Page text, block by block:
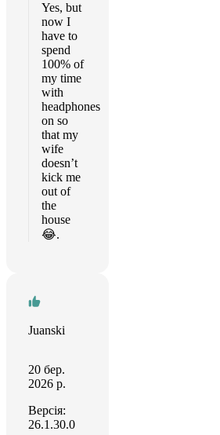
Yes, but
now I
have to
spend
100% of
my time
with
headphones
on so
that my
wife
doesn’t
kick me
out of
the
house
😂.
Juanski
20 бер.
2026 р.
Версія:
26.1.30.0